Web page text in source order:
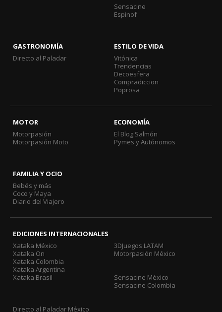
Sensacine
Espinof
GASTRONOMÍA
Directo al Paladar
ESTILO DE VIDA
Vitónica
Trendencias
Decoesfera
Compradiccion
Poprosa
MOTOR
Motorpasión
Motorpasión Moto
ECONOMÍA
El Blog Salmón
Pymes y Autónomos
FAMILIA Y OCIO
Bebés y más
Coco y Maya
Diario del Viajero
EDICIONES INTERNACIONALES
Xataka México
Xataka On
Xataka Colombia
Xataka Argentina
Xataka Brasil
3DJuegos LATAM
Motorpasión México
Sensacine México
Sensacine Colombia
Directo al Paladar México